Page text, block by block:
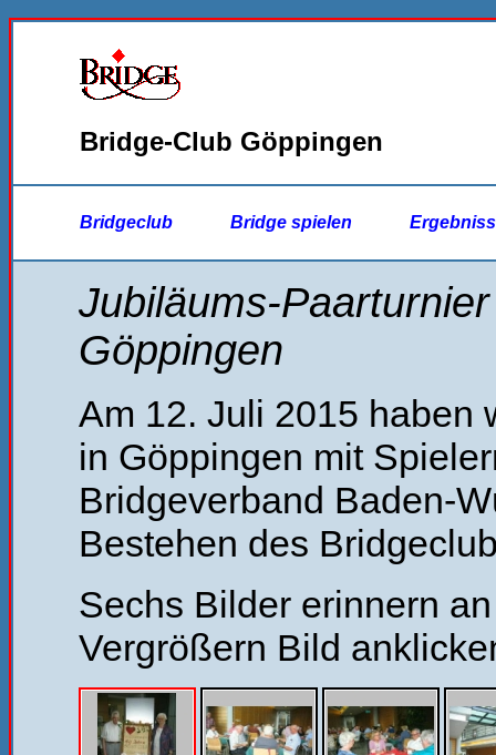
Bridge-Club Göppingen
Bridgeclub Bridge spielen
Jubiläums-
Göppingen
Am 12. Juli 2015 haben
in Göppingen mit
Bridgeverband Baden-
Bestehen des
Sechs Bilder erinnern
Vergrößern Bild